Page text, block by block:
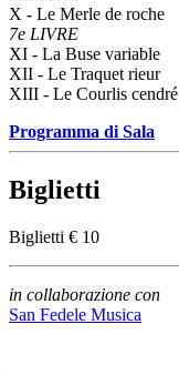
X - Le Merle de roche
7e LIVRE
XI - La Buse variable
XII - Le Traquet rieur
XIII - Le Courlis cendré
Programma di Sala
Biglietti
Biglietti € 10
in collaborazione con
San Fedele Musica